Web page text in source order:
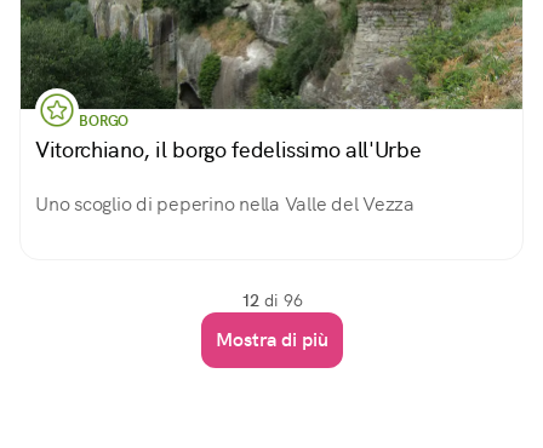
BORGO
Vitorchiano, il borgo fedelissimo all'Urbe
Uno scoglio di peperino nella Valle del Vezza
12 di 96
Mostra di più